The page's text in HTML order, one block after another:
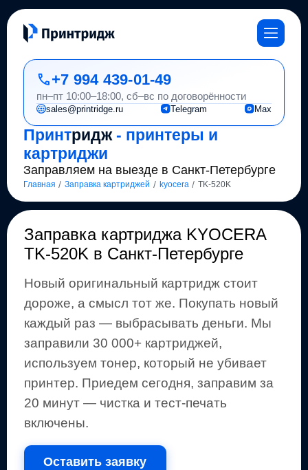
Принтридж- принтеры и
картриджи
Заправляем на выезде в Санкт-Петербурге
Главная / Заправка картриджей / kyocera / TK-520K
+7 994 439-01-49
пн–пт 10:00–18:00, сб–вс по договорённости
sales@printridge.ru Telegram Max
Заправка картриджа KYOCERA
TK-520K в Санкт-Петербурге
Новый оригинальный картридж стоит
дороже, а смысл тот же. Покупать новый
каждый раз — выбрасывать деньги. Мы
заправили 30 000+ картриджей,
используем тонер, который не убивает
принтер. Приедем сегодня, заправим за
20 минут — чистка и тест-печать
включены.
Оставить заявку